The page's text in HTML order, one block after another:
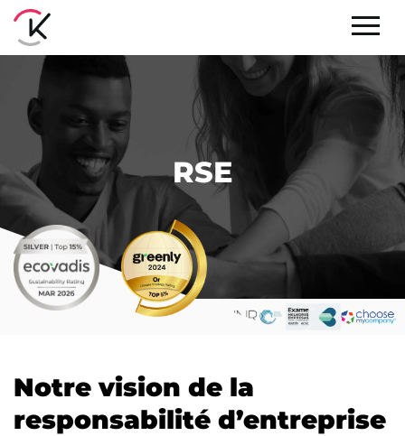
RSE
Notre vision de la
responsabilité d’entreprise